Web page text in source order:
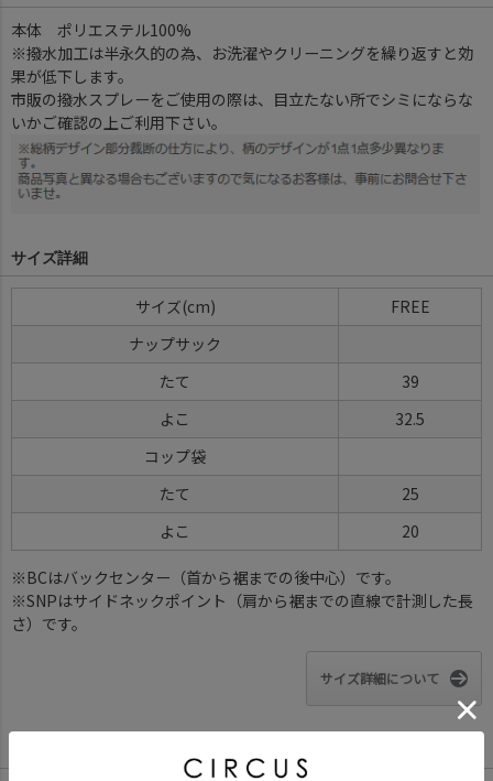
本体 ポリエステル100%
※撥水加工は半永久的の為、お洗濯やクリーニングを繰り返すと効
果が低下します。
市販の撥水スプレーをご使用の際は、目立たない所でシミにならな
いかご確認の上ご利用下さい。
サイズ詳細
サイズ
FREE
ナップサック
たて
39
よこ
32.5
コップ袋
たて
25
よこ
20
※BCはバックセンター（首から裾までの後中心）です。
※SNPはサイドネックポイント（肩から裾までの直線で計測した長
さ）です。
サイズ詳細について